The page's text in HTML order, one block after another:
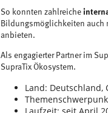
So konnten zahlreiche
Bildungsmöglichkeiten auch
anbieten.
Als engagierter Partner im
SupraTix Ökosystem.
Land: Deutschland,